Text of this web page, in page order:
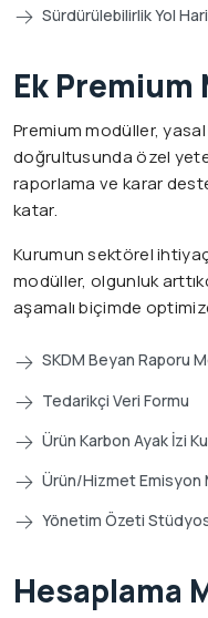
Sürdürülebilirlik Yol
Ek Premium
Premium modüller,
doğrultusunda özel
raporlama ve karar
katar.
Kurumun sektörel
modüller, olgunluk
aşamalı biçimde
SKDM Beyan Raporu
Tedarikçi Veri Formu
Ürün Karbon Ayak İzi
Ürün/Hizmet Emisyon
Yönetim Özeti
Hesaplama